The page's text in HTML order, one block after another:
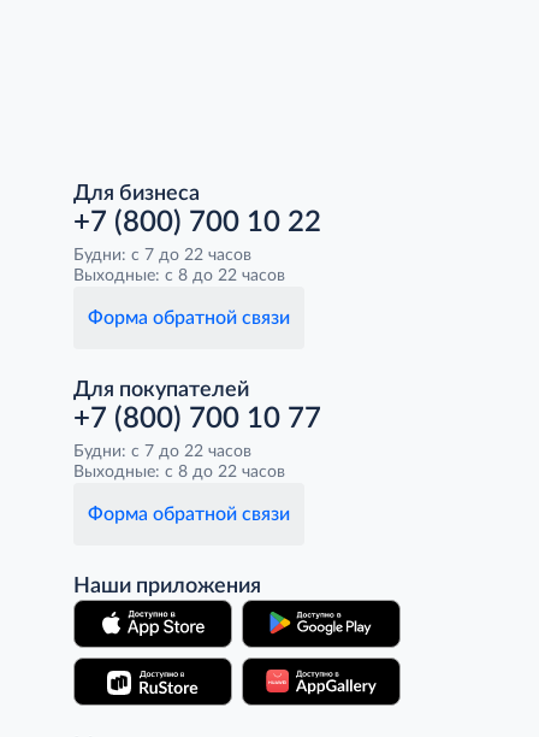
Для бизнеса
+7 (800) 700 10 22
Будни: с 7 до 22 часов
Выходные: с 8 до 22 часов
Форма обратной связи
Для покупателей
+7 (800) 700 10 77
Будни: с 7 до 22 часов
Выходные: с 8 до 22 часов
Форма обратной связи
Наши приложения